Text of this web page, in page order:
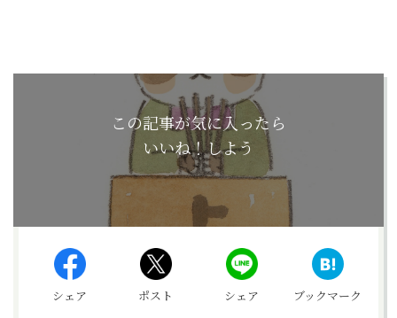
この記事が気に入ったら
いいね！しよう
シェア ポスト シェア ブックマーク